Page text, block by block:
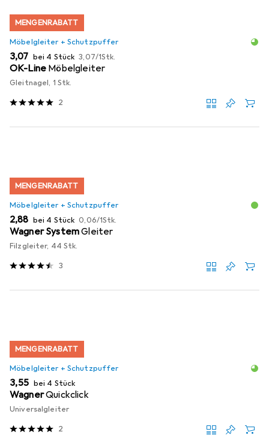
MENGENRABATT
Möbelgleiter + Schutzpuffer
EUR
3,07 bei 4 Stück EUR
3,07/1Stk.
OK-Line Möbelgleiter
Gleitnagel, 1 Stk.
2
MENGENRABATT
Möbelgleiter + Schutzpuffer
EUR
2,88 bei 4 Stück EUR
0,06/1Stk.
Wagner SystemGleiter
Filzgleiter, 44 Stk.
3
MENGENRABATT
Möbelgleiter + Schutzpuffer
EUR
3,55 bei 4 Stück
WagnerQuickclick
Universalgleiter
2